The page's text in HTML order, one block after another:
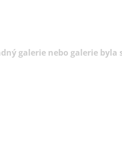
galerie nebo galerie byla